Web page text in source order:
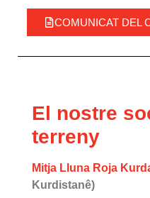
COMUNICAT DEL
El nostre
terreny
Mitja Lluna Roja
Kurdistanê)